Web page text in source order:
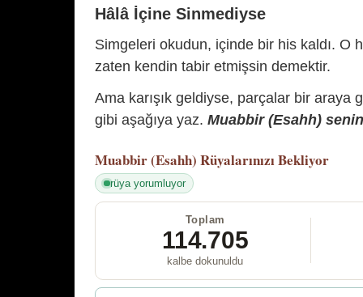
Hâlâ İçine Sinmediyse
Simgeleri okudun, içinde bir his kaldı. O
zaten kendin tabir etmişsin demektir.
Ama karışık geldiyse, parçalar bir araya
gibi aşağıya yaz. Muabbir (Esahh)
Muabbir (Esahh) Rüyalarınızı Bekliyor
rüya yorumluyor
Toplam
114.705
kalbe dokunuldu